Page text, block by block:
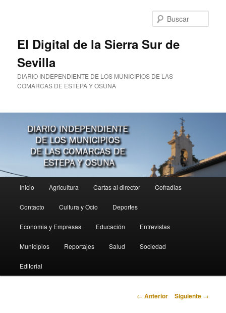
El Digital de la Sierra Sur de
Sevilla
DIARIO INDEPENDIENTE DE LOS MUNICIPIOS DE LAS
COMARCAS DE ESTEPA Y OSUNA
principal
Inicio Agricultura Cartas al director Cofradias
Contacto Cultura y Ocio Deportes
Economia y Empresas Educación Entrevistas
Municipios Reportajes Salud Sociedad
Editorial
Navegación
← Anterior Siguiente →